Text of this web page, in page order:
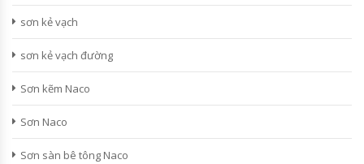
sơn kẻ vạch
sơn kẻ vạch đường
Sơn kẽm Naco
Sơn Naco
Sơn sàn bê tông Naco